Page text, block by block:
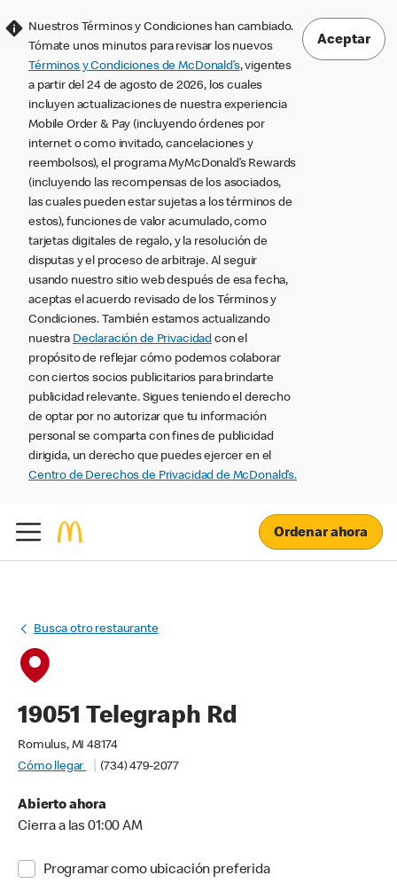
Nuestros Términos y Condiciones han cambiado.
Tómate unos minutos para revisar los nuevos
Términos y Condiciones de McDonald’s, vigentes
a partir del 24 de agosto de 2026, los cuales
incluyen actualizaciones de nuestra experiencia
Mobile Order & Pay (incluyendo órdenes por
internet o como invitado, cancelaciones y
reembolsos), el programa MyMcDonald’s Rewards
(incluyendo las recompensas de los asociados,
las cuales pueden estar sujetas a los términos de
estos), funciones de valor acumulado, como
tarjetas digitales de regalo, y la resolución de
disputas y el proceso de arbitraje. Al seguir
usando nuestro sitio web después de esa fecha,
aceptas el acuerdo revisado de los Términos y
Condiciones. También estamos actualizando
nuestra Declaración de Privacidad con el
propósito de reflejar cómo podemos colaborar
con ciertos socios publicitarios para brindarte
publicidad relevante. Sigues teniendo el derecho
de optar por no autorizar que tu información
personal se comparta con fines de publicidad
dirigida, un derecho que puedes ejercer en el
Centro de Derechos de Privacidad de McDonald’s.
Aceptar
Ordenar ahora
Busca otro restaurante
19051 Telegraph Rd
Romulus, MI 48174
Cómo llegar
(734) 479-2077
Abierto ahora
Cierra a las 01:00 AM
Programar como ubicación preferida